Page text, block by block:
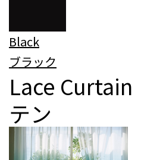
Black
ブラック
Lace Curtain
テン